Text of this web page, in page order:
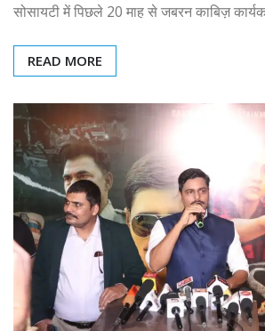
सोसायटी में पिछले 20 माह से जबरन काबिज़
READ MORE